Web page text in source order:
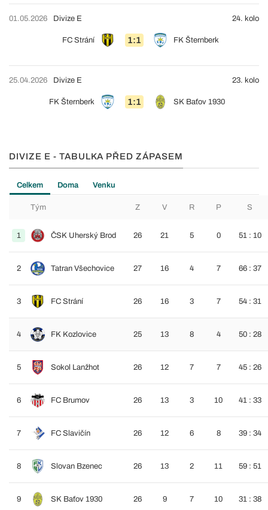
01.05.2026
FC Strání 1:1 FK Šternberk
Divize E 24. kolo
25.04.2026
FK Šternberk 1:1 SK Baťov 1930
Divize E 23. kolo
DIVIZE E - TABULKA PŘED ZÁPASEM
Celkem Doma Venku
Tým Z V R P S
1 ČSK Uherský Brod 26 21 5 0 51 : 10
2 Tatran Všechovice 27 16 4 7 66 : 37
3 FC Strání 26 16 3 7 54 : 31
4 FK Kozlovice 25 13 8 4 50 : 28
5 Sokol Lanžhot 26 12 7 7 45 : 26
6 FC Brumov 26 13 3 10 41 : 33
7 FC Slavičín 26 12 6 8 39 : 34
8 Slovan Bzenec 26 13 2 11 59 : 51
9 SK Baťov 1930 26 9 7 10 31 : 38